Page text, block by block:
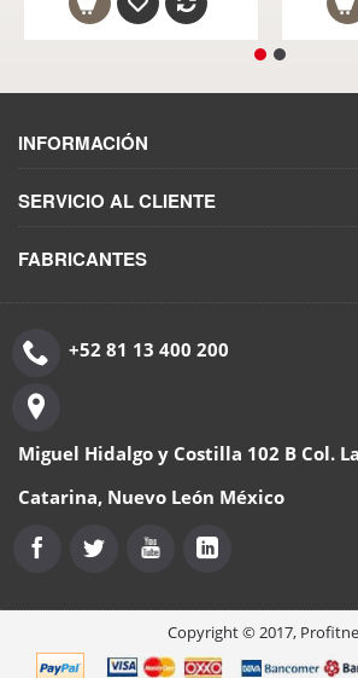
INFORMACIÓN
SERVICIO AL CLIENTE
FABRICANTES
+52 81 13 400 200
Miguel Hidalgo y Costilla 102 B Col.
Catarina, Nuevo León México
Copyright © 2017,